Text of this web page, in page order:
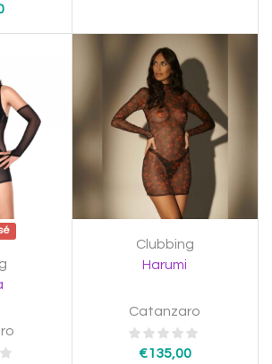
Clubbing
Harumi
Catanzaro
€135,00